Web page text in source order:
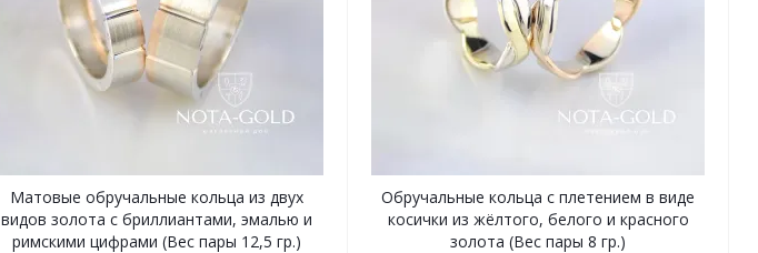
Матовые обручальные кольца из двух
видов золота с бриллиантами, эмалью и
римскими цифрами (Вес пары 12,5 гр.)
Обручальные кольца с плетением в виде
косички из жёлтого, белого и красного
золота (Вес пары 8 гр.)